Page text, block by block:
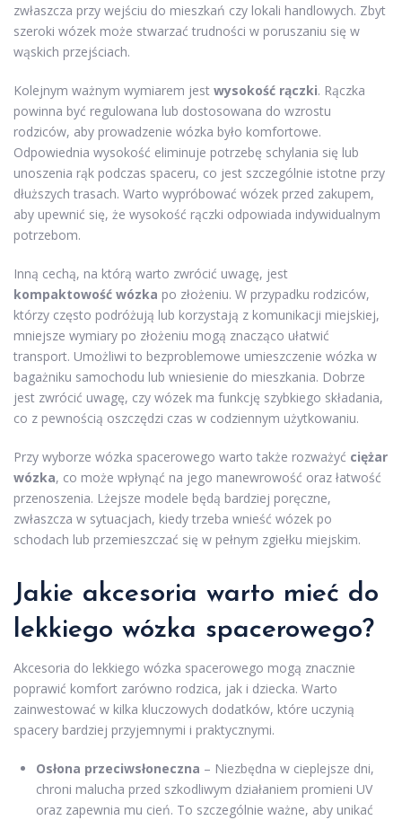
zwłaszcza przy wejściu do mieszkań czy lokali handlowych. Zbyt
szeroki wózek może stwarzać trudności w poruszaniu się w
wąskich przejściach.
Kolejnym ważnym wymiarem jest wysokość rączki. Rączka
powinna być regulowana lub dostosowana do wzrostu
rodziców, aby prowadzenie wózka było komfortowe.
Odpowiednia wysokość eliminuje potrzebę schylania się lub
unoszenia rąk podczas spaceru, co jest szczególnie istotne przy
dłuższych trasach. Warto wypróbować wózek przed zakupem,
aby upewnić się, że wysokość rączki odpowiada indywidualnym
potrzebom.
Inną cechą, na którą warto zwrócić uwagę, jest
kompaktowość wózka po złożeniu. W przypadku rodziców,
którzy często podróżują lub korzystają z komunikacji miejskiej,
mniejsze wymiary po złożeniu mogą znacząco ułatwić
transport. Umożliwi to bezproblemowe umieszczenie wózka w
bagażniku samochodu lub wniesienie do mieszkania. Dobrze
jest zwrócić uwagę, czy wózek ma funkcję szybkiego składania,
co z pewnością oszczędzi czas w codziennym użytkowaniu.
Przy wyborze wózka spacerowego warto także rozważyć ciężar
wózka, co może wpłynąć na jego manewrowość oraz łatwość
przenoszenia. Lżejsze modele będą bardziej poręczne,
zwłaszcza w sytuacjach, kiedy trzeba wnieść wózek po
schodach lub przemieszczać się w pełnym zgiełku miejskim.
Jakie akcesoria warto mieć do
lekkiego wózka spacerowego?
Akcesoria do lekkiego wózka spacerowego mogą znacznie
poprawić komfort zarówno rodzica, jak i dziecka. Warto
zainwestować w kilka kluczowych dodatków, które uczynią
spacery bardziej przyjemnymi i praktycznymi.
Osłona przeciwsłoneczna – Niezbędna w cieplejsze dni,
chroni malucha przed szkodliwym działaniem promieni UV
oraz zapewnia mu cień. To szczególnie ważne, aby unikać